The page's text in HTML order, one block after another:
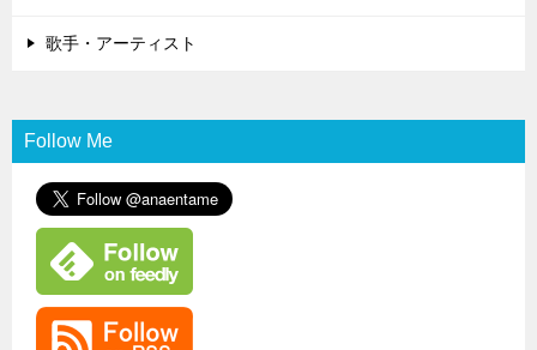
歌手・アーティスト
Follow Me